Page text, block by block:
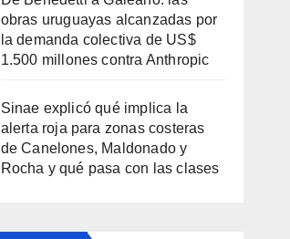
obras uruguayas alcanzadas por
la demanda colectiva de US$
1.500 millones contra Anthropic
Sinae explicó qué implica la
alerta roja para zonas costeras
de Canelones, Maldonado y
Rocha y qué pasa con las clases